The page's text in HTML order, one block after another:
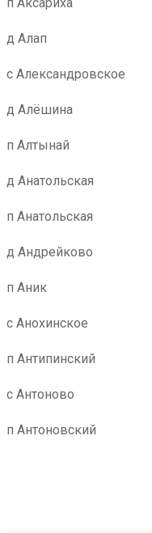
д Алап
с Александровское
д Алёшина
п Алтынай
д Анатольская
п Анатольская
д Андрейково
п Аник
с Анохинское
п Антипинский
с Антоново
п Антоновский